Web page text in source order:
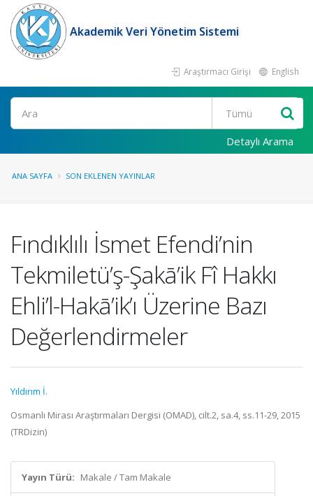
Akademik Veri Yönetim Sistemi
Araştırmacı Girişi English
Ara
Detaylı Arama
ANA SAYFA SON EKLENEN YAYINLAR
Fındıklılı İsmet Efendi’nin
Tekmiletü’ş-Şakā’ik Fî Hakkı
Ehli’l-Hakā’ik’ı Üzerine Bazı
Değerlendirmeler
Yıldırım İ.
Osmanlı Mirası Araştırmaları Dergisi (OMAD), cilt.2, sa.4, ss.11-29, 2015
(TRDizin)
Yayın Türü: Makale / Tam Makale